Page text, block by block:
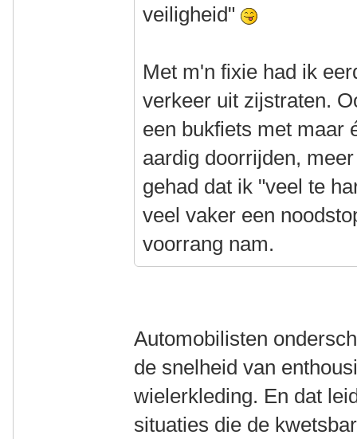
veiligheid"
Met m'n fixie had ik
verkeer uit zijstraten.
een bukfiets met maar
aardig doorrijden,
gehad dat ik "veel te
veel vaker een
voorrang nam.
Automobilisten
de snelheid van
wielerkleding. En dat
situaties die de